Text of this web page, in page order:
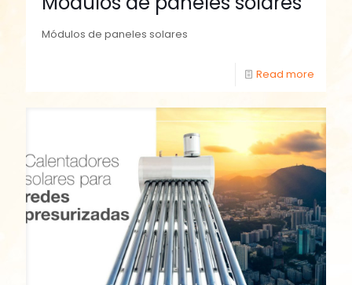
Módulos de paneles solares
Read more